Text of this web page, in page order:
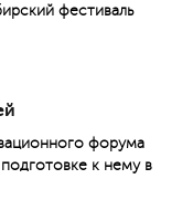
фестиваль
форума
к нему в